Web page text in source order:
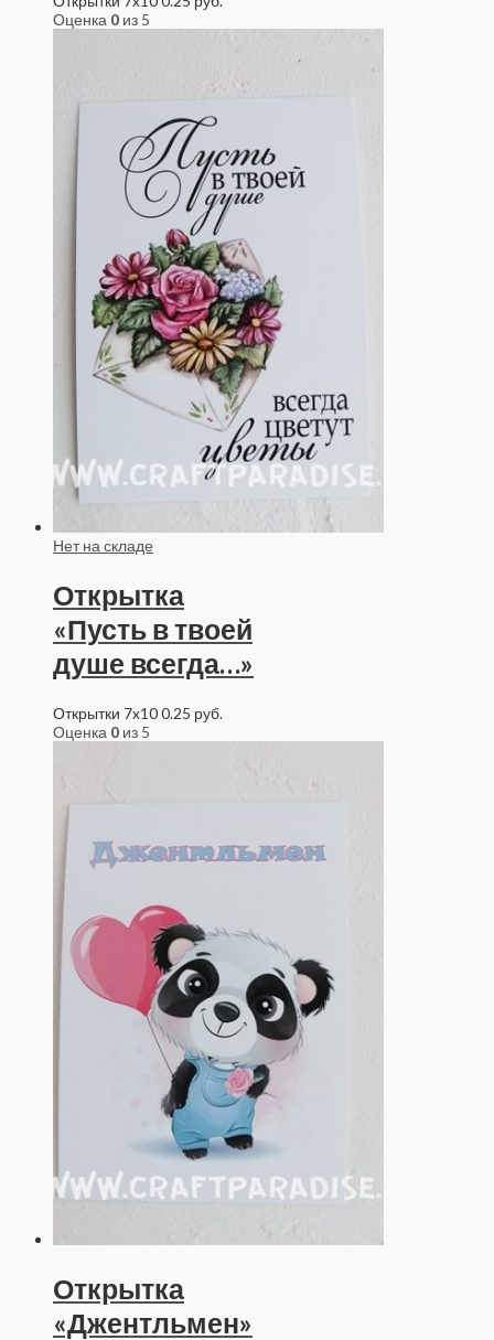
Оценка 0 из 5
Нет на складе
Открытка
«Пусть в твоей
душе всегда…»
Открытки 7x100.25 руб.
Оценка 0 из 5
Открытка
«Джентльмен»